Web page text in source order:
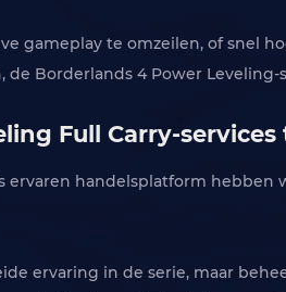
gameplay te omzeilen, of snel
Borderlands 4 Power Leveling-
Full Carry-services
ervaren handelsplatform hebben
ervaring in de serie, maar